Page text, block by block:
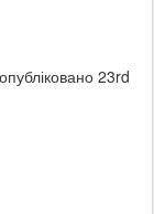
23rd